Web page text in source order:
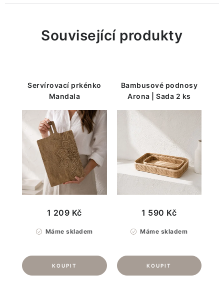
Související produkty
Servírovací prkénko
Mandala
Máme skladem
1 209 Kč
Bambusové podnosy
Arona | Sada 2 ks
Máme skladem
1 590 Kč